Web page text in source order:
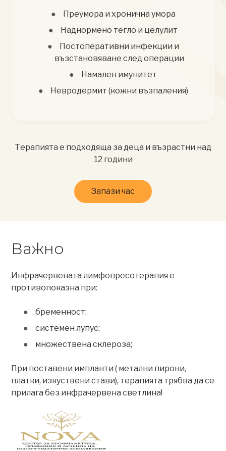
Преумора и хронична умора
Наднормено тегло и целулит
Постоперативни инфекции и
възстановяване след операции
Намален имунитет
Невродермит (кожни възпаления)
Терапията е подходяща за деца и възрастни над
12 години
Запази час
Важно
Инфрачервената лимфопресотерапия е
противопоказна при:
бременност;
системен лупус;
множествена склероза;
При поставени импланти ( метални пирони,
платки, изкуствени стави), терапията трябва да се
прилага без инфрачервена светлина!